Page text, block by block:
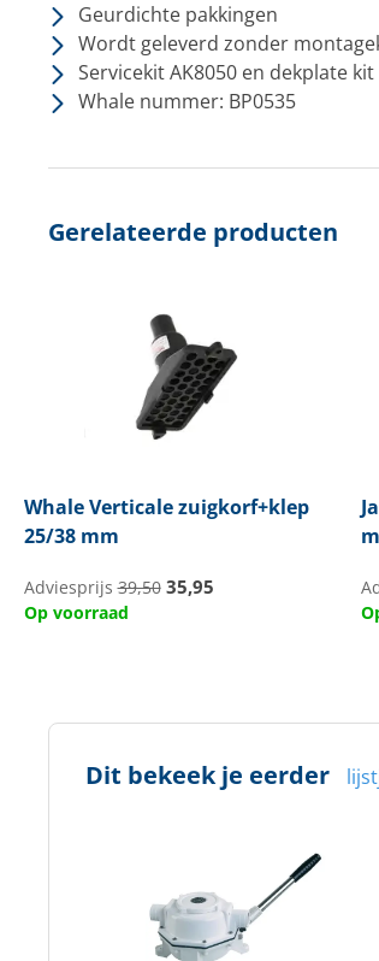
Geurdichte pakkingen
Wordt geleverd zonder
Servicekit AK8050 en dekplate
Whale nummer: BP0535
Gerelateerde producten
WhaleVerticale zuigkorf+klep
25/38 mm
Adviesprijs39,50 35,95
Op voorraad
Dit bekeek je eerder